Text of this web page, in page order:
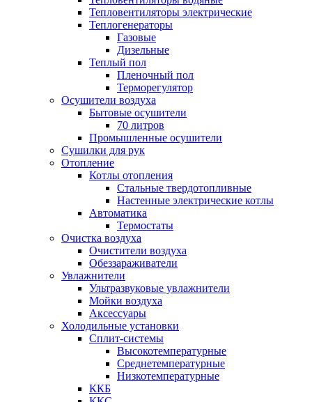
Тепловентиляторы электрические
Теплогенераторы
Газовые
Дизельные
Теплый пол
Пленочный пол
Терморегулятор
Осушители воздуха
Бытовые осушители
70 литров
Промышленные осушители
Сушилки для рук
Отопление
Котлы отопления
Стальные твердотопливные
Настенные электрические котлы
Автоматика
Термостаты
Очистка воздуха
Очистители воздуха
Обеззараживатели
Увлажнители
Ультразвуковые увлажнители
Мойки воздуха
Аксессуары
Холодильные установки
Сплит-системы
Высокотемпературные
Среднетемпературные
Низкотемпературные
ККБ